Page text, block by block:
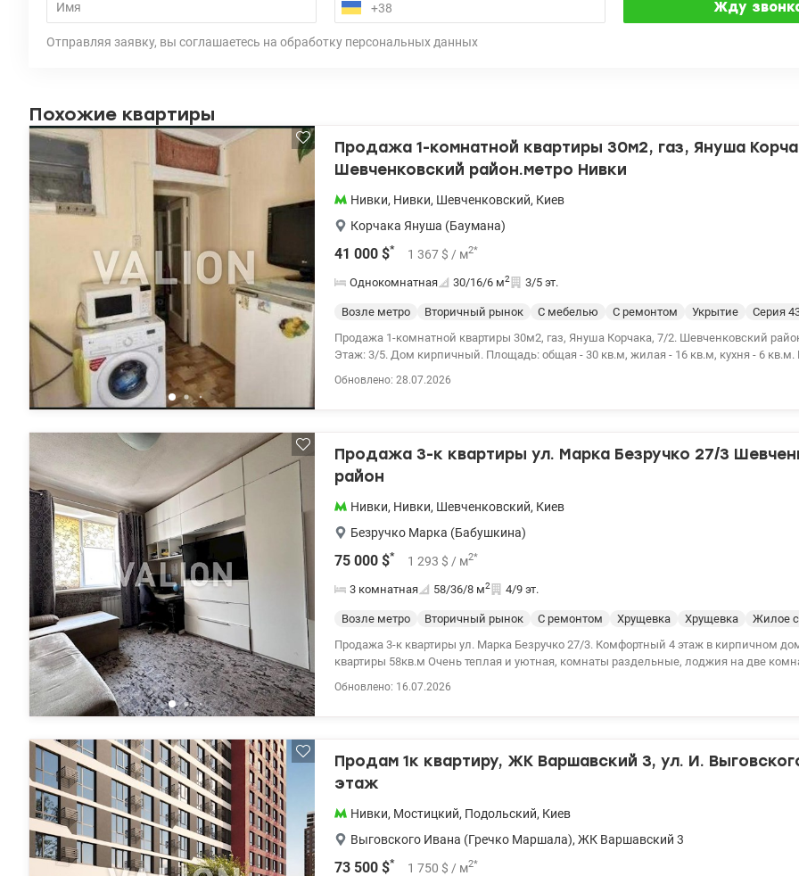
Отправляя заявку, вы соглашаетесь на обработку персональных данных
Похожие квартиры
Продажа 1-комнатной квартиры 30м2, газ, Януша
Шевченковский район.метро Нивки
Нивки, Нивки, Шевченковский, Киев
Корчака Януша (Баумана)
41 000 $* 1 367 $ / м2*
Однокомнатная 30/16/6 м2 3/5 эт.
Возле метро Вторичный рынок С мебелью С ремонтом Укрытие Серия
Продажа 1-комнатной квартиры 30м2, газ, Януша Корчака, 7/2. Шевченковский
Этаж: 3/5. Дом кирпичный. Площадь: общая - 30 кв.м, жилая - 16 кв.м, кухня - 6 кв.м.
граничит с улицей Януша Корчака и идеально подходит для пробежек или выгула
животных. Транспорт: Станция метро «Нивки» – ключевой транспортный узел.
Valion.ua/1154392
Обновлено: 28.07.2026
Продажа 3-к квартиры ул. Марка Безручко 27/3
район
Нивки, Нивки, Шевченковский, Киев
Безручко Марка (Бабушкина)
75 000 $* 1 293 $ / м2*
3 комнатная 58/36/8 м2 4/9 эт.
Возле метро Вторичный рынок С ремонтом Хрущевка Хрущевка
Жилое
Продажа 3-к квартиры ул. Марка Безручко 27/3. Комфортный 4 этаж в кирпичном доме. Площадь
квартиры 58кв.м Очень теплая и уютная, комнаты раздельные, лоджия на две
Обновлено: 16.07.2026
Продам 1к квартиру, ЖК Варшавский 3, ул. И.
этаж
Нивки, Мостицкий, Подольский, Киев
Выговского Ивана (Гречко Маршала), ЖК Варшавский 3
73 500 $* 1 750 $ / м2*